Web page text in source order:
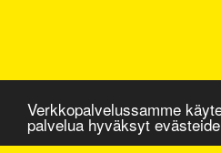
Verkkopalvelussamme
palvelua hyväksyt